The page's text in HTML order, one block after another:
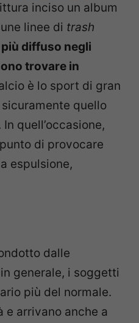
inciso un album
linee di trash
diffuso negli
trovare in
è lo sport di gran
quello
quell’occasione,
di provocare
espulsione,
dalle
generale, i soggetti
più del normale.
arrivano anche a